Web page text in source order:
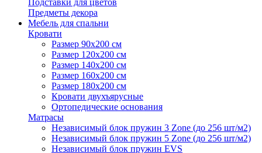
Подставки для цветов
Предметы декора
Мебель для спальни
Кровати
Размер 90х200 см
Размер 120х200 см
Размер 140х200 см
Размер 160х200 см
Размер 180х200 см
Кровати двухъярусные
Ортопедические основания
Матрасы
Независимый блок пружин 3 Zone (до 256 шт/м2)
Независимый блок пружин 5 Zone (до 256 шт/м2)
Независимый блок пружин EVS